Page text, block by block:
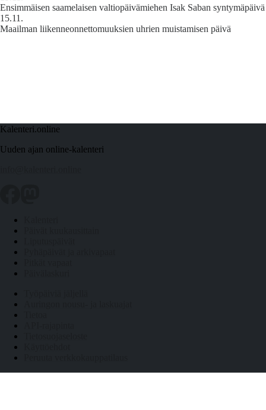
Ensimmäisen saamelaisen valtiopäivämiehen Isak Saban syntymäpäivä
15.11.
Maailman liikenneonnettomuuksien uhrien muistamisen päivä
Kalenteri.online
Uuden ajan online-kalenteri